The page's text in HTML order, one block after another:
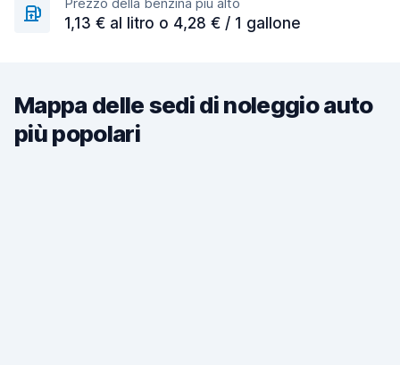
1,13 € al litro o 4,28 € / 1 gallone
Mappa delle sedi di noleggio auto
più popolari